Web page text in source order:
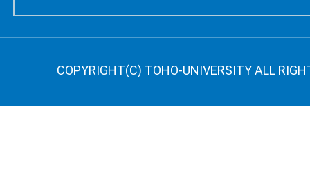
COPYRIGHT(C) TOHO-UNIVERSITY ALL